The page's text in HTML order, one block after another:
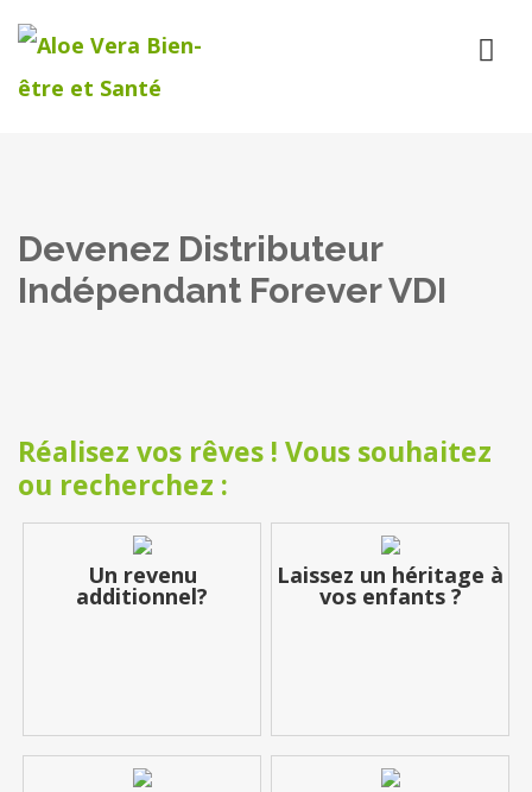
Devenez Distributeur
Indépendant Forever VDI
Réalisez vos rêves ! Vous souhaitez
ou recherchez :
Un revenu
additionnel?
Laissez un héritage à
vos enfants ?